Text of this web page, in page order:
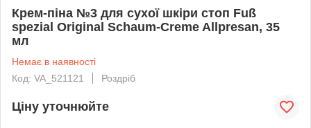
Крем-піна №3 для сухої шкіри стоп Fuß
spezial Original Schaum-Creme Allpresan, 35
мл
Немає в наявності
Код: VA_521121
Роздріб
Ціну уточнюйте